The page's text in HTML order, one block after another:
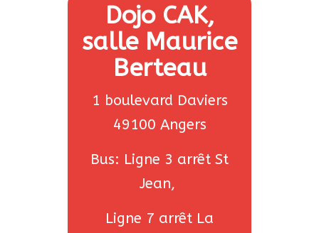
Dojo CAK,
salle Maurice
Berteau
1 boulevard Daviers
49100 Angers
Bus: Ligne 3 arrêt St
Jean,
Ligne 7 arrêt La